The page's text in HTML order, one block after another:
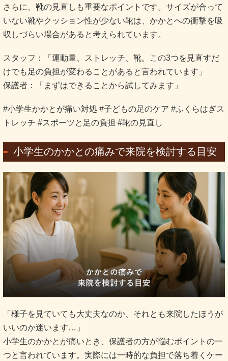
さらに、靴の見直しも重要なポイントです。サイズが合って
いない靴やクッション性が少ない靴は、かかとへの衝撃を吸
収しづらい場合があると考えられています。
スタッフ：「運動量、ストレッチ、靴。この3つを見直すだ
けでも足の負担が変わることがあると言われています」
保護者：「まずはできることから試してみます」
#小学生かかとが痛い対処 #子どもの足のケア #ふくらはぎス
トレッチ #スポーツと足の負担 #靴の見直し
小学生のかかとの痛みで来院を検討する目安
「様子を見ていても大丈夫なのか、それとも来院したほうが
いいのか迷います…」
小学生のかかとが痛いとき、保護者の方が悩むポイントの一
つと言われています。実際には一時的な負担で落ち着くケー